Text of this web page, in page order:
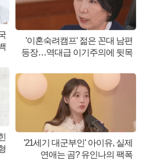
'이혼숙려캠프' 젊은 꼰대 남편
등장…역대급 이기주의에 뒷목
'21세기 대군부인' 아이유, 실제
연애는 곰? 유인나의 팩폭